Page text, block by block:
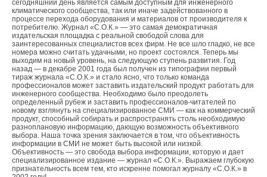
сегодняшний день является самым доступным для инженерного
климатического сообщества, так или иначе задействованного в
процессе перехода оборудования и материалов от производителя к
потребителю. Журнал «С.О.К.» — это самая демократичная
издательская площадка с реальной свободой слова для
заинтересованных специалистов всех фирм. Не все шло гладко, не все
номера можно считать удачными, но проект состоялся. Теперь мы
выходим на новый уровень, на следующую ступень развития. Год
назад — в декабре 2001 года был получен из типографии первый
тираж журнала «С.О.К.» и стало ясно, что только команда
профессионалов может заставить издательский продукт работать для
инженерного сообщества. Необходимо было преодолеть
определенный рубеж и заставить профессионалов-читателей по
новому взглянуть на специализированное СМИ — как на коммерческий
продукт, способный собирать и распространять столь необходимую
разноплановую информацию, дающую возможность объективного
выбора. Наша точка зрения заключается в том, что объективность
информации в СМИ не может быть высокой или низкой.
Объективность — это свобода выбора информации, которую и дает
специализированное издание — журнал «С.О.К.». Выражаем глубокую
признательность всем тем, кто искренне помогал журналу «С.О.К.» в
назначения и условий эксплуатации горелки ее
элементы имеют различное конструктивное
исполнение.
Сегодня на рынке РФ представлены следующие импортные
бренды: GIERSCH (Германия), WEISHAUPT (Германия),
SAACKE (Германия), OLYMP (Германия), ECOFLAM
(Италия), LAMBORGINI (Италия), RIELLO UPS
MANUFACTORING (Италия), BALTUR (Италия), KITURAMI
(Южная Корея), OLYMPIA (Южная Корея). Среди
В этой теме еще нет комментариев
Добавить комментарий
Ваше имя *
Ваш E-mail *
Текст комментария